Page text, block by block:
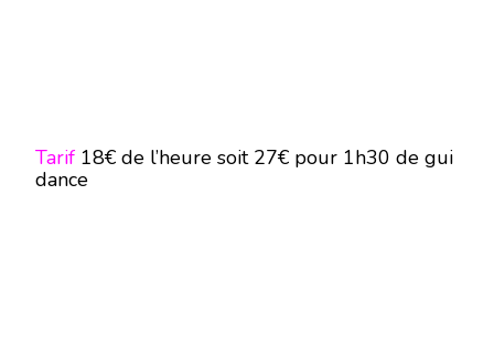
Tarif 18€ de l’heure soit 27€ pour 1h30 de gui
dance